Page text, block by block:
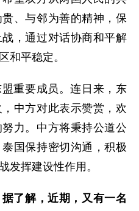
、与邻为善的精神，保
，通过对话协商和平解
和平稳定。
重要成员。连日来，东
中方对此表示赞赏，欢
力。中方将秉持公道公
国保持密切沟通，积极
发挥建设性作用。
据了解，近期，又有一名